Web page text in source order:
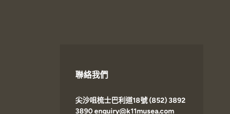
聯絡我們
尖沙咀梳士巴利道18號 (852) 3892
3890 enquiry@k11musea.com